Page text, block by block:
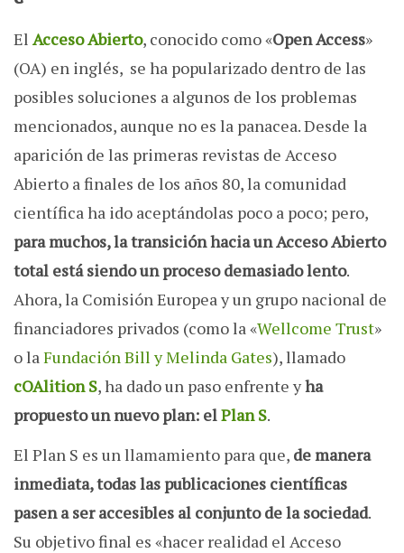
El Acceso Abierto, conocido como «Open Access»
(OA) en inglés, se ha popularizado dentro de las
posibles soluciones a algunos de los problemas
mencionados, aunque no es la panacea. Desde la
aparición de las primeras revistas de Acceso
Abierto a finales de los años 80, la comunidad
científica ha ido aceptándolas poco a poco; pero,
para muchos, la transición hacia un Acceso Abierto
total está siendo un proceso demasiado lento.
Ahora, la Comisión Europea y un grupo nacional de
financiadores privados (como la «Wellcome Trust»
o la Fundación Bill y Melinda Gates), llamado
cOAlition S, ha dado un paso enfrente yha
propuesto un nuevo plan: elPlan S.
El Plan S es un llamamiento para que, de manera
inmediata, todas las publicaciones científicas
pasen a ser accesibles al conjunto de la sociedad.
Su objetivo final es «hacer realidad el Acceso